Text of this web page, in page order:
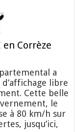
en Corrèze
a
libre
Cette belle
le
à 80 km/h sur
jusqu’ici,